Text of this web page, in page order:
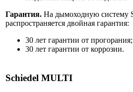
Гарантия. На дымоходную систему
распространяется двойная гарантия:
30 лет гарантии от прогорания;
30 лет гарантии от коррозии.
Schiedel MULTI